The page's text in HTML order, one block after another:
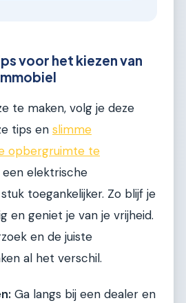
voor het kiezen van
te maken, volg je deze
tips en slimme
opbergruimte te
elektrische
toegankelijker. Zo blijf je
en geniet je van je vrijheid.
en de juiste
al het verschil.
Ga langs bij een dealer en